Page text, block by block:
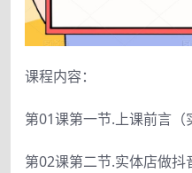
课程内容：
第01课第一节.上课前言
第02课第二节.实体店做